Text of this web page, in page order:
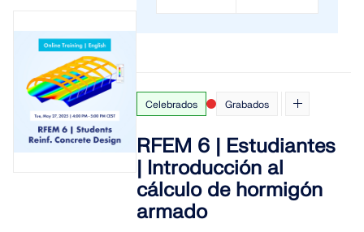
Celebrados Grabados
RFEM 6 | Estudiantes
| Introducción al
cálculo de hormigón
armado